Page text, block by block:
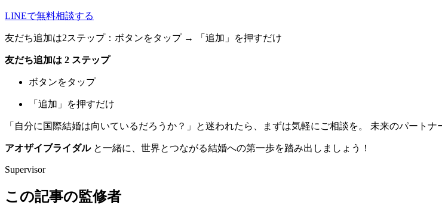
LINEで無料相談する
友だち追加は2ステップ：ボタンをタップ → 「追加」を押すだけ
友だち追加は 2 ステップ
ボタンをタップ
「追加」を押すだけ
「自分に国際結婚は向いているだろうか？」と迷われたら、まずは気軽にご相談を。 未来のパート
アオザイブライダルと一緒に、世界とつながる結婚への第一歩を踏み出しましょう！
Supervisor
この記事の監修者